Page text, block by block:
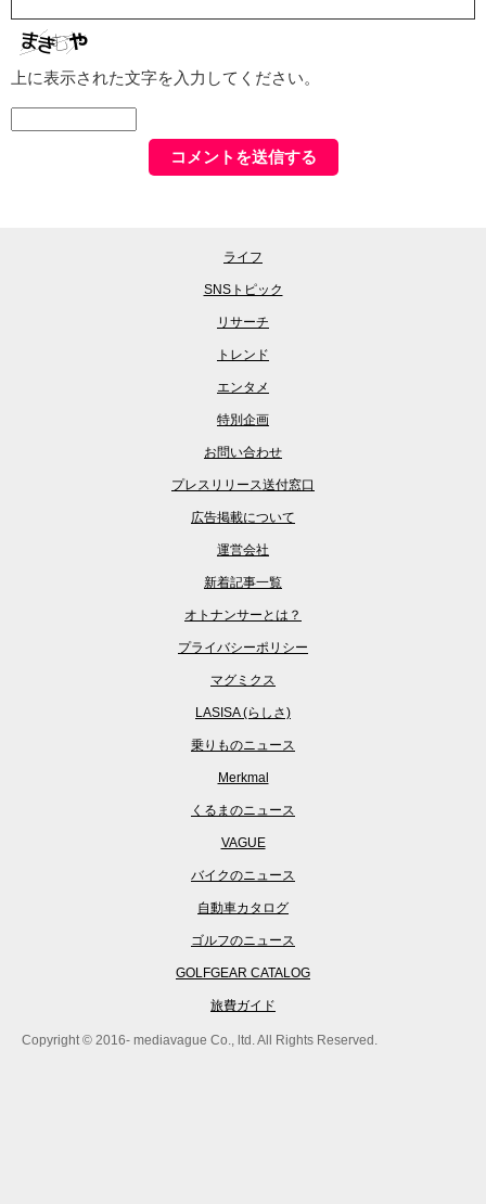
上に表示された文字を入力してください。
ライフ
SNSトピック
リサーチ
トレンド
エンタメ
特別企画
お問い合わせ
プレスリリース送付窓口
広告掲載について
運営会社
新着記事一覧
オトナンサーとは？
プライバシーポリシー
マグミクス
LASISA (らしさ)
乗りものニュース
Merkmal
くるまのニュース
VAGUE
バイクのニュース
自動車カタログ
ゴルフのニュース
GOLFGEAR CATALOG
旅費ガイド
Copyright © 2016- mediavague Co., ltd. All Rights Reserved.